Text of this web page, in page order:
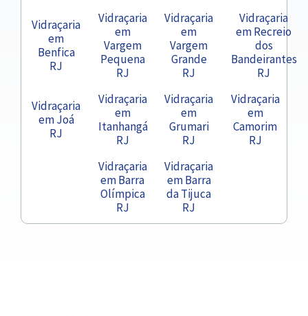
Vidraçaria
em
Benfica
RJ
Vidraçaria
em
Vargem
Pequena
RJ
Vidraçaria
em
Vargem
Grande
RJ
Vidraçaria
em Recreio
dos
Bandeirantes
RJ
Vidraçaria
em Joá
RJ
Vidraçaria
em
Itanhangá
RJ
Vidraçaria
em
Grumari
RJ
Vidraçaria
em
Camorim
RJ
Vidraçaria
em Barra
Olímpica
RJ
Vidraçaria
em Barra
da Tijuca
RJ